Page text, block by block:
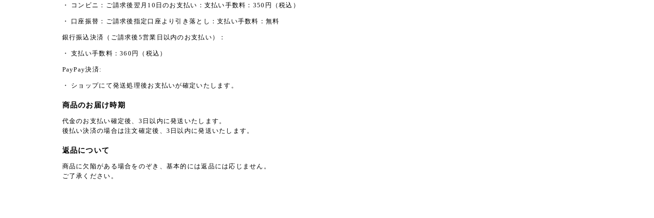
・ コンビニ：ご請求後翌月10日のお支払い：支払い手数料：350円（税込）
・ 口座振替：ご請求後指定口座より引き落とし：支払い手数料：無料
銀行振込決済（ご請求後5営業日以内のお支払い）：
・ 支払い手数料：360円（税込）
PayPay決済:
・ ショップにて発送処理後お支払いが確定いたします。
商品のお届け時期
代金のお支払い確定後、3日以内に発送いたします。
後払い決済の場合は注文確定後、3日以内に発送いたします。
返品について
商品に欠陥がある場合をのぞき、基本的には返品には応じません。
ご了承ください。